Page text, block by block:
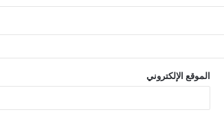
الموقع الإلكتروني